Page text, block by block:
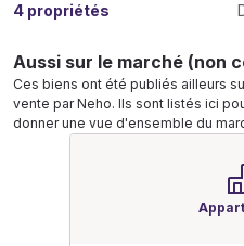
4 propriétés
Aussi sur le marché (non
Ces biens ont été publiés ailleurs
vente par Neho. Ils sont listés ici
donner une vue d'ensemble du